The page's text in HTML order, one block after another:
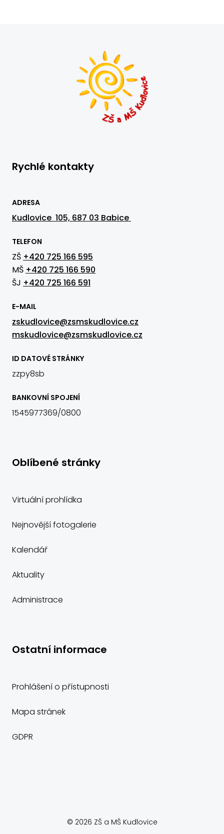
Rychlé kontakty
ADRESA
Kudlovice 105, 687 03 Babice
TELEFON
ZŠ +420 725 166 595
MŠ +420 725 166 590
ŠJ +420 725 166 591
E-MAIL
zskudlovice@zsmskudlovice.cz
mskudlovice@zsmskudlovice.cz
ID DATOVÉ STRÁNKY
zzpy8sb
BANKOVNÍ SPOJENÍ
1545977369/0800
Oblíbené stránky
Virtuální prohlídka
Nejnovější fotogalerie
Kalendář
Aktuality
Administrace
Ostatní informace
Prohlášení o přístupnosti
Mapa stránek
GDPR
© 2026 ZŠ a MŠ Kudlovice